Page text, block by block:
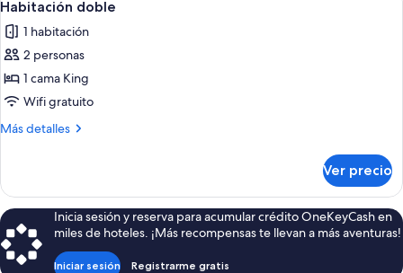
todas
las
fotos
de
Habitación
doble
Habitación doble
1 habitación
2 personas
1 cama King
Wifi gratuito
Más detalles
Más
doble
Ver precio
Inicia sesión y reserva para acumular crédito OneKeyCash en
miles de hoteles. ¡Más recompensas te llevan a más aventuras!
Iniciar sesión Registrarme gratis